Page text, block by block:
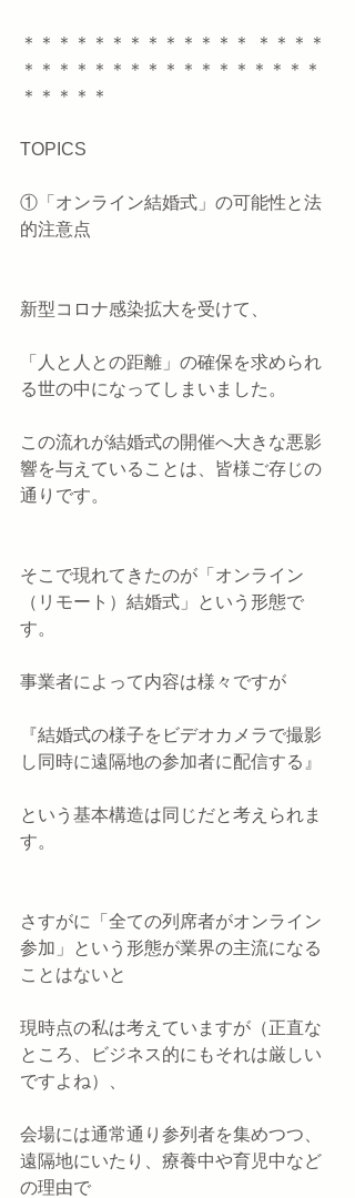
＊＊＊＊＊＊＊＊＊＊＊＊＊ ＊＊＊＊
＊＊＊＊＊＊＊＊＊＊＊＊＊＊＊＊＊
＊＊＊＊＊
TOPICS
①「オンライン結婚式」の可能性と法
的注意点
新型コロナ感染拡大を受けて、
「人と人との距離」の確保を求められ
る世の中になってしまいました。
この流れが結婚式の開催へ大きな悪影
響を与えていることは、皆様ご存じの
通りです。
そこで現れてきたのが「オンライン
（リモート）結婚式」という形態で
す。
事業者によって内容は様々ですが
『結婚式の様子をビデオカメラで撮影
し同時に遠隔地の参加者に配信する』
という基本構造は同じだと考えられま
す。
さすがに「全ての列席者がオンライン
参加」という形態が業界の主流になる
ことはないと
現時点の私は考えていますが（正直な
ところ、ビジネス的にもそれは厳しい
ですよね）、
会場には通常通り参列者を集めつつ、
遠隔地にいたり、療養中や育児中など
の理由で